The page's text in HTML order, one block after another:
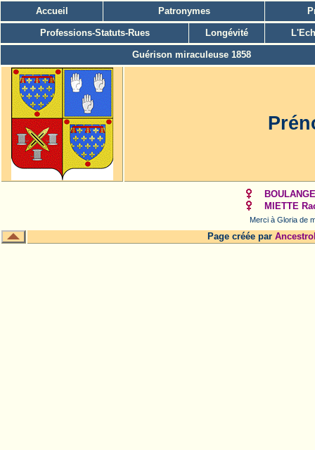
Accueil Patronymes
Professions-Statuts-Rues Longévité
Guérison miraculeuse 1858
MIETTE
Merci à Gloria de
Page créée par